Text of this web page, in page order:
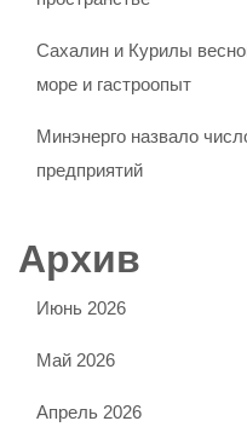
Сахалин и Курилы
море и гастроопыт
Минэнерго назвало
предприятий
Архив
Июнь 2026
Май 2026
Апрель 2026